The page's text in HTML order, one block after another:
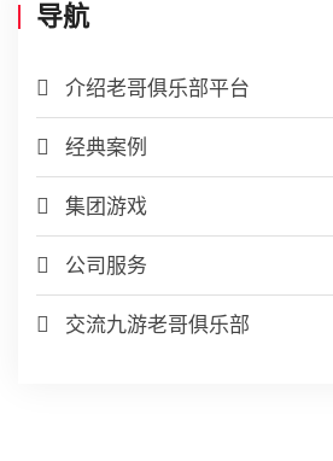
导航
介绍老哥俱乐部平台
经典案例
集团游戏
公司服务
交流九游老哥俱乐部